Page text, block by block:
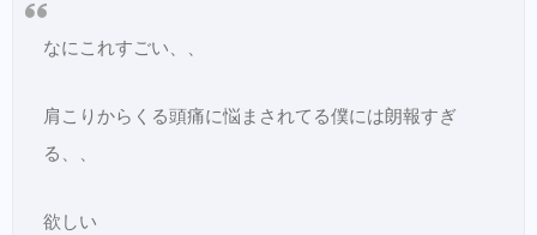
なにこれすごい、、
肩こりからくる頭痛に悩まされてる僕には朗報すぎ
る、、
欲しい